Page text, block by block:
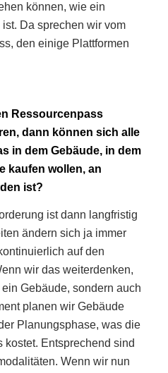
können, wie ein
Da sprechen wir vom
den einige Plattformen
Ressourcenpass
dann können sich alle
in dem Gebäude, in dem
kaufen wollen, an
ist?
ist dann langfristig
ändern sich ja immer
auf den
wir das weiterdenken,
Gebäude, sondern auch
planen wir Gebäude
Planungsphase, was die
kostet. Entsprechend sind
Wenn wir nun